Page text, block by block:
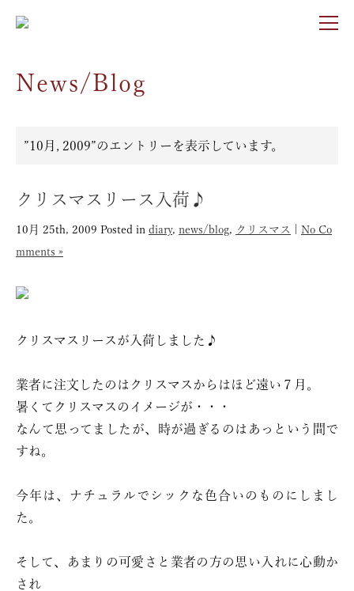
News/Blog
”10月, 2009”のエントリーを表示しています。
クリスマスリース入荷♪
10月 25th, 2009 Posted in diary, news/blog, クリスマス
No Co
mments »
クリスマスリースが入荷しました♪
業者に注文したのはクリスマスからはほど遠い７月。
暑くてクリスマスのイメージが・・・
なんて思ってましたが、時が過ぎるのはあっという間で
すね。
今年は、ナチュラルでシックな色合いのものにしまし
た。
そして、あまりの可愛さと業者の方の思い入れに心動か
され